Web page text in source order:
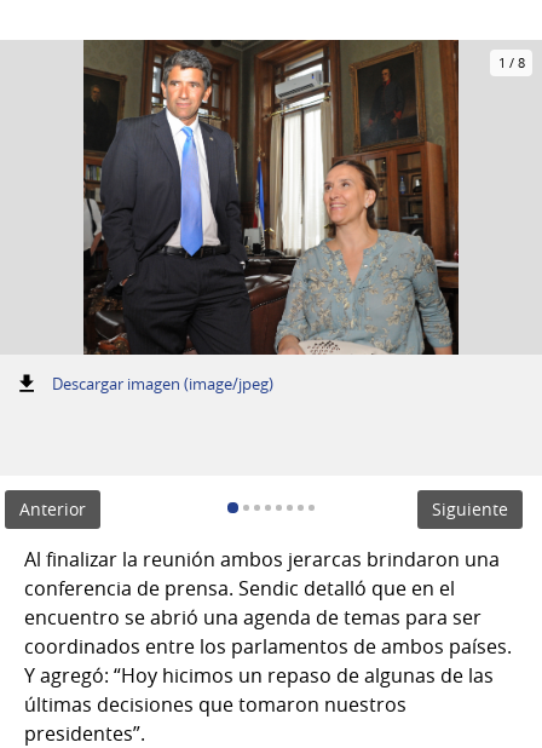
1 / 8
Descargar imagen (image/jpeg):
Anterior Siguiente
Al finalizar la reunión ambos jerarcas brindaron una
conferencia de prensa. Sendic detalló que en el
encuentro se abrió una agenda de temas para ser
coordinados entre los parlamentos de ambos países.
Y agregó: “Hoy hicimos un repaso de algunas de las
últimas decisiones que tomaron nuestros
presidentes”.